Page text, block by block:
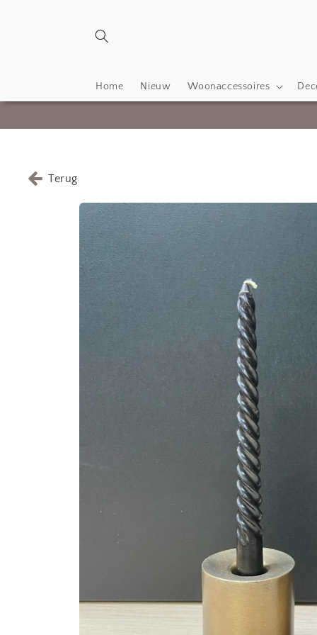
Home Nieuw Woonaccessoires
Terug
Ga direct naar
productinformatie